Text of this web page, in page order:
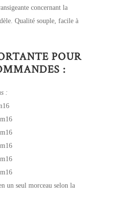
concernant la
Qualité souple, facile à
POUR
:
:
un seul morceau selon la